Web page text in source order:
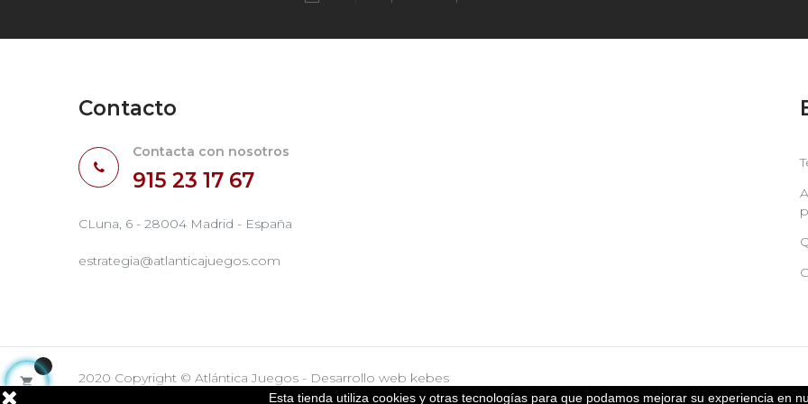
Contacto
Contacta con nosotros
915 23 17 67
CLuna, 6 - 28004 Madrid - España
estrategia@atlanticajuegos.com
Esta tienda utiliza cookies y otras tecnologías para que podamos mejorar su experiencia en
2020 Copyright © Atlántica Juegos - Desarrollo web kebes
